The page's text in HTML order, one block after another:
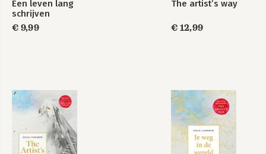
Een leven lang
schrijven
€ 9,99
The artist’s way
€ 12,99